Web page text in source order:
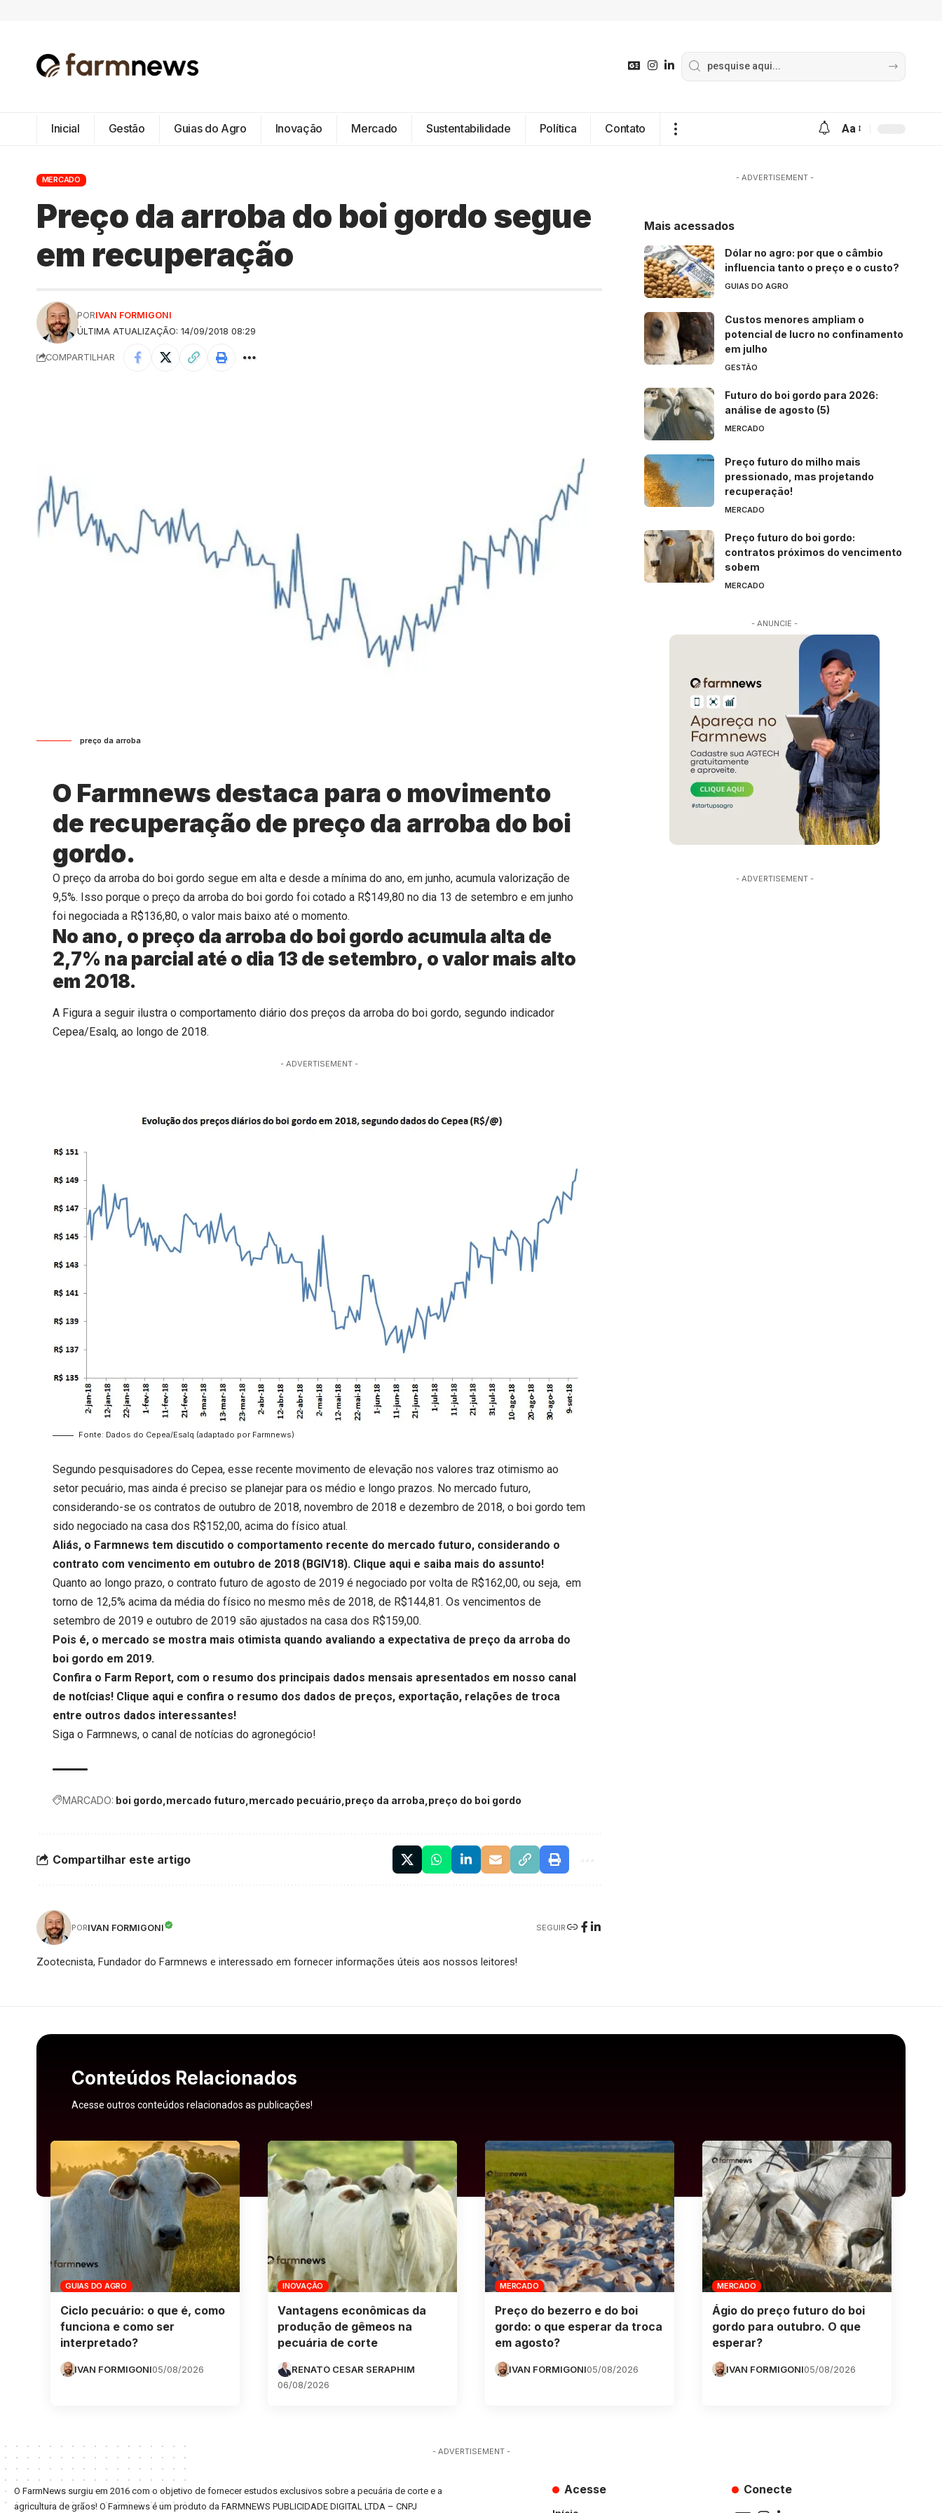
Inicial Gestão Guias do Agro Inovação Mercado Sustentabilidade Política Contato Aa
MERCADO
Preço da arroba do boi gordo segue
em recuperação
ÚLTIMA ATUALIZAÇÃO: 14/09/2018 08:29
PORIVAN FORMIGONI
COMPARTILHAR
preço da arroba
O Farmnews destaca para o movimento
de recuperação de preço da arroba do boi
gordo.
O preço da arroba do boi gordo segue em alta e desde a mínima do ano, em junho, acumula valorização de
9,5%. Isso porque o preço da arroba do boi gordo foi cotado a R$149,80 no dia 13 de setembro e em junho
foi negociada a R$136,80, o valor mais baixo até o momento.
No ano, o preço da arroba do boi gordo acumula alta de
2,7% na parcial até o dia 13 de setembro, o valor mais alto
em 2018.
A Figura a seguir ilustra o comportamento diário dos preços da arroba do boi gordo, segundo indicador
Cepea/Esalq, ao longo de 2018.
- ADVERTISEMENT -
Fonte: Dados do Cepea/Esalq (adaptado por Farmnews)
Segundo pesquisadores do Cepea, esse recente movimento de elevação nos valores traz otimismo ao
setor pecuário, mas ainda é preciso se planejar para os médio e longo prazos. No mercado futuro,
considerando-se os contratos de outubro de 2018, novembro de 2018 e dezembro de 2018, o boi gordo tem
sido negociado na casa dos R$152,00, acima do físico atual.
Aliás, o Farmnews tem discutido o comportamento recente do mercado futuro, considerando o
contrato com vencimento em outubro de 2018 (BGIV18). Clique aqui e saiba mais do assunto!
Quanto ao longo prazo, o contrato futuro de agosto de 2019 é negociado por volta de R$162,00, ou seja, em
torno de 12,5% acima da média do físico no mesmo mês de 2018, de R$144,81. Os vencimentos de
setembro de 2019 e outubro de 2019 são ajustados na casa dos R$159,00.
Pois é, o mercado se mostra mais otimista quando avaliando a expectativa de preço da arroba do
boi gordo em 2019.
Confira o Farm Report, com o resumo dos principais dados mensais apresentados em nosso canal
de notícias! Clique aqui e confira o resumo dos dados de preços, exportação, relações de troca
entre outros dados interessantes!
Siga o Farmnews, o canal de notícias do agronegócio!
MARCADO: boi gordo mercado futuro mercado pecuário preço da arroba preço do boi gordo
Compartilhar este artigo
PORIVAN FORMIGONI SEGUIR
Zootecnista, Fundador do Farmnews e interessado em fornecer informações úteis aos nossos leitores!
- ADVERTISEMENT -
Mais acessados
Dólar no agro: por que o câmbio
influencia tanto o preço e o custo?
GUIAS DO AGRO
Custos menores ampliam o
potencial de lucro no confinamento
em julho
GESTÃO
Futuro do boi gordo para 2026:
análise de agosto (5)
MERCADO
Preço futuro do milho mais
pressionado, mas projetando
recuperação!
MERCADO
Preço futuro do boi gordo:
contratos próximos do vencimento
sobem
MERCADO
- ANUNCIE -
- ADVERTISEMENT -
Conteúdos Relacionados
Acesse outros conteúdos relacionados as publicações!
GUIAS DO AGRO
Ciclo pecuário: o que é, como
funciona e como ser
interpretado?
IVAN FORMIGONI05/08/2026
INOVAÇÃO
Vantagens econômicas da
produção de gêmeos na
pecuária de corte
RENATO CESAR SERAPHIM
06/08/2026
MERCADO
Preço do bezerro e do boi
gordo: o que esperar da troca
em agosto?
IVAN FORMIGONI05/08/2026
MERCADO
Ágio do preço futuro do boi
gordo para outubro. O que
esperar?
IVAN FORMIGONI05/08/2026
- ADVERTISEMENT -
O FarmNews surgiu em 2016 com o objetivo de fornecer estudos exclusivos sobre a pecuária de corte e a
agricultura de grãos! O Farmnews é um produto da FARMNEWS PUBLICIDADE DIGITAL LTDA – CNPJ
Acesse Conecte